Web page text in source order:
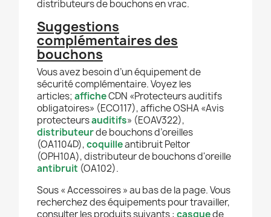
distributeurs de bouchons en vrac.
Suggestions
complémentaires des
bouchons
Vous avez besoin d’un équipement de
sécurité complémentaire. Voyez les
articles; afficheCDN «Protecteurs auditifs
obligatoires» (ECO117), affiche OSHA «Avis
protecteursauditifs» (EOAV322),
distributeurde bouchons d’oreilles
(OA1104D),coquilleantibruit Peltor
(OPH10A), distributeur de bouchons d'oreille
antibruit (OA102).
Sous « Accessoires » au bas de la page. Vous
recherchez des équipements pour travailler,